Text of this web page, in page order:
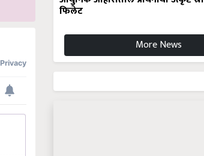
फिलेट
More News